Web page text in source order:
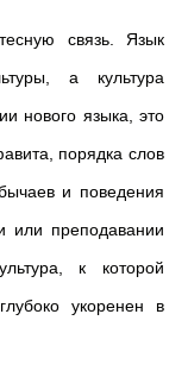
связь. Язык
а культура
нового языка, это
порядка слов
и поведения
или преподавании
к которой
укоренен в